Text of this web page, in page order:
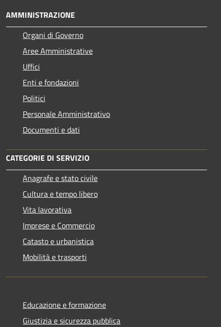
AMMINISTRAZIONE
Organi di Governo
Aree Amministrative
Uffici
Enti e fondazioni
Politici
Personale Amministrativo
Documenti e dati
CATEGORIE DI SERVIZIO
Anagrafe e stato civile
Cultura e tempo libero
Vita lavorativa
Imprese e Commercio
Catasto e urbanistica
Mobilità e trasporti
Educazione e formazione
Giustizia e sicurezza pubblica